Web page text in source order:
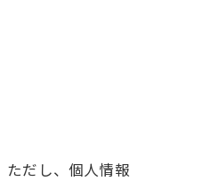
ただし、個人情報